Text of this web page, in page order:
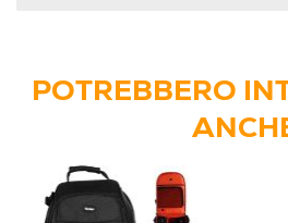
POTREBBERO